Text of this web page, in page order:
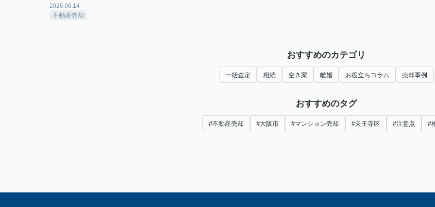
2026.06.14
不動産売却
おすすめのカテゴリ
一括査定 相続 空き家 離婚 お役立ちコラム 売却事例
おすすめのタグ
#不動産売却 #大阪市 #マンション売却 #天王寺区 #注意点 #